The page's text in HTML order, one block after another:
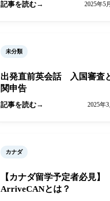
記事を読む 2025年5
未分類
出発直前英会話 入国審査
関申告
記事を読む 2025年3
カナダ
【カナダ留学予定者必見】
ArriveCANとは？